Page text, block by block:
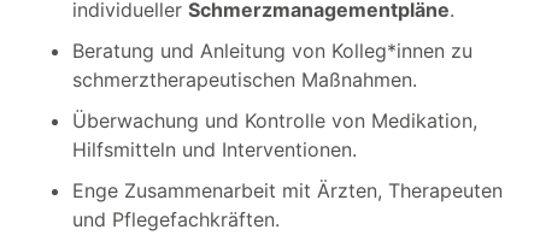
individueller Schmerzmanagementpläne.
Beratung und Anleitung von Kolleg*innen zu
schmerztherapeutischen Maßnahmen.
Überwachung und Kontrolle von Medikation,
Hilfsmitteln und Interventionen.
Enge Zusammenarbeit mit Ärzten, Therapeuten
und Pflegefachkräften.